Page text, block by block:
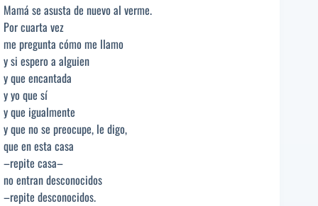
Mamá se asusta de nuevo al verme.
Por cuarta vez
me pregunta cómo me llamo
y si espero a alguien
y que encantada
y yo que sí
y que igualmente
y que no se preocupe, le digo,
que en esta casa
–repite casa–
no entran desconocidos
–repite desconocidos.